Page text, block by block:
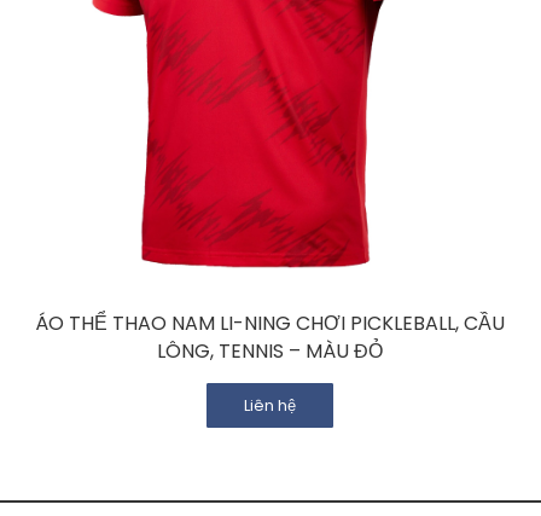
ÁO THỂ THAO NAM LI-NING CHƠI PICKLEBALL, CẦU
LÔNG, TENNIS – MÀU ĐỎ
Liên hệ